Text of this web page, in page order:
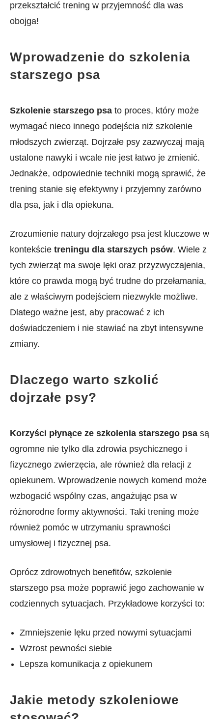
przekształcić trening w przyjemność dla was
obojga!
Wprowadzenie do szkolenia
starszego psa
Szkolenie starszego psa to proces, który może
wymagać nieco innego⁢ podejścia niż ⁢szkolenie
młodszych zwierząt. Dojrzałe psy zazwyczaj mają
ustalone nawyki i wcale nie jest łatwo je zmienić.
Jednakże, odpowiednie techniki mogą sprawić,⁤ że
trening stanie się efektywny i przyjemny zarówno
dla psa,⁣ jak i dla opiekuna.
Zrozumienie natury dojrzałego psa jest ‍kluczowe w
‌kontekście treningu dla starszych⁣ psów. Wiele z
tych zwierząt ma swoje‍ lęki oraz przyzwyczajenia,⁤
które ​co prawda mogą być trudne do przełamania,
ale ⁣z właściwym podejściem niezwykle możliwe.
Dlatego ważne jest, aby pracować z ich
⁢doświadczeniem i⁤ nie stawiać na⁣ zbyt intensywne
zmiany.
Dlaczego warto szkolić
dojrzałe psy?
Korzyści płynące ze szkolenia ⁣starszego⁤ psa są
ogromne nie ‍tylko dla zdrowia psychicznego i⁤
fizycznego zwierzęcia, ale również dla relacji z
opiekunem. Wprowadzenie nowych komend może
wzbogacić wspólny czas, angażując psa w
różnorodne formy aktywności. Taki trening może
również pomóc w utrzymaniu sprawności
umysłowej i fizycznej psa.
Oprócz zdrowotnych ‍benefitów, szkolenie
starszego psa ⁣może poprawić jego zachowanie w
codziennych sytuacjach. Przykładowe korzyści to:
Zmniejszenie ‍lęku przed​ nowymi sytuacjami ⁣
Wzrost pewności siebie⁣
Lepsza komunikacja ‍z opiekunem ​
Jakie metody szkoleniowe